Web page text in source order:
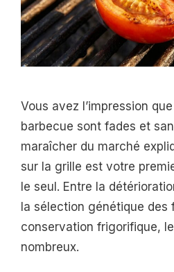
Vous avez l’impression
barbecue sont fades et
maraîcher du marché
sur la grille est votre
le seul. Entre la
la sélection génétique des
conservation frigorifique,
nombreux.